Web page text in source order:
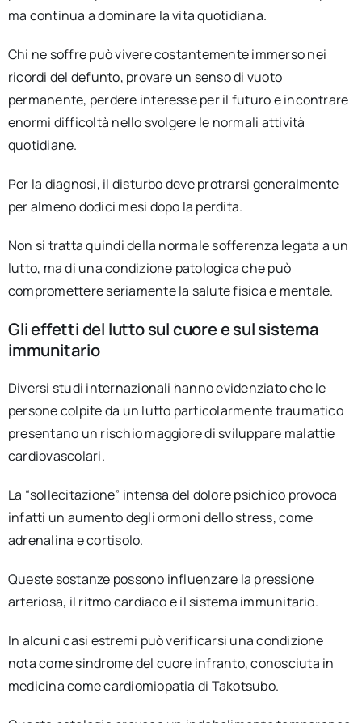
ma continua a dominare la vita quotidiana.
Chi ne soffre può vivere costantemente immerso nei
ricordi del defunto, provare un senso di vuoto
permanente, perdere interesse per il futuro e incontrare
enormi difficoltà nello svolgere le normali attività
quotidiane.
Per la diagnosi, il disturbo deve protrarsi generalmente
per almeno dodici mesi dopo la perdita.
Non si tratta quindi della normale sofferenza legata a un
lutto, ma di una condizione patologica che può
compromettere seriamente la salute fisica e mentale.
Gli effetti del lutto sul cuore e sul sistema
immunitario
Diversi studi internazionali hanno evidenziato che le
persone colpite da un lutto particolarmente traumatico
presentano un rischio maggiore di sviluppare malattie
cardiovascolari.
La “sollecitazione” intensa del dolore psichico provoca
infatti un aumento degli ormoni dello stress, come
adrenalina e cortisolo.
Queste sostanze possono influenzare la pressione
arteriosa, il ritmo cardiaco e il sistema immunitario.
In alcuni casi estremi può verificarsi una condizione
nota come sindrome del cuore infranto, conosciuta in
medicina come cardiomiopatia di Takotsubo.